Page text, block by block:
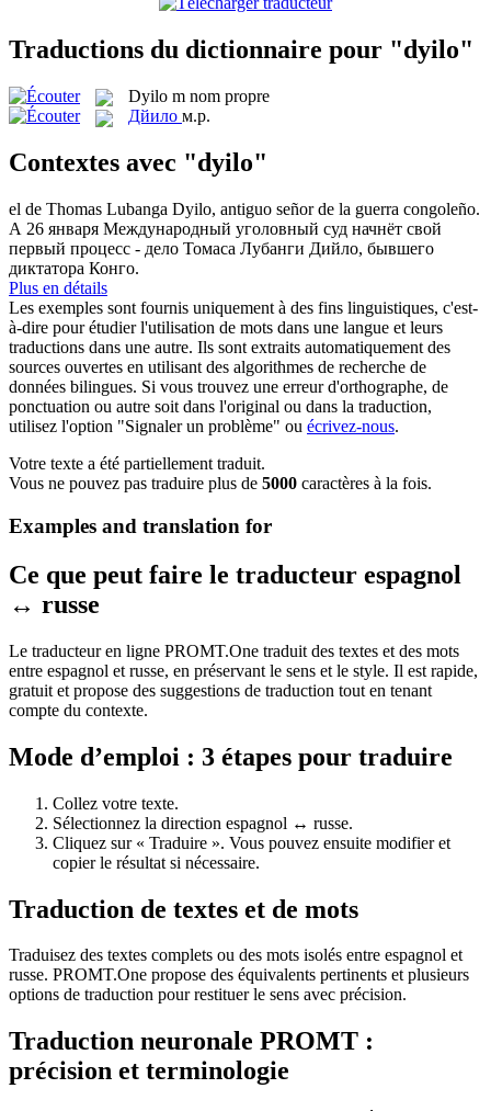
Traductions du dictionnaire pour "dyilo"
Dyilo m nom propre
Дйило м.р.
Contextes avec "dyilo"
el de Thomas Lubanga Dyilo, antiguo señor de la guerra congoleño.
А 26 января Международный уголовный суд начнёт свой
первый процесс - дело Томаса Лубанги Дийло, бывшего
диктатора Конго.
Plus en détails
Les exemples sont fournis uniquement à des fins linguistiques, c'est-
à-dire pour étudier l'utilisation de mots dans une langue et leurs
traductions dans une autre. Ils sont extraits automatiquement des
sources ouvertes en utilisant des algorithmes de recherche de
données bilingues. Si vous trouvez une erreur d'orthographe, de
ponctuation ou autre soit dans l'original ou dans la traduction,
utilisez l'option "Signaler un problème" ou écrivez-nous.
Votre texte a été partiellement traduit.
Vous ne pouvez pas traduire plus de 5000 caractères à la fois.
Examples and translation for
Ce que peut faire le traducteur espagnol
↔ russe
Le traducteur en ligne PROMT.One traduit des textes et des mots
entre espagnol et russe, en préservant le sens et le style. Il est rapide,
gratuit et propose des suggestions de traduction tout en tenant
compte du contexte.
Mode d’emploi : 3 étapes pour traduire
Collez votre texte.
Sélectionnez la direction espagnol ↔ russe.
Cliquez sur « Traduire ». Vous pouvez ensuite modifier et
copier le résultat si nécessaire.
Traduction de textes et de mots
Traduisez des textes complets ou des mots isolés entre espagnol et
russe. PROMT.One propose des équivalents pertinents et plusieurs
options de traduction pour restituer le sens avec précision.
Traduction neuronale PROMT :
précision et terminologie